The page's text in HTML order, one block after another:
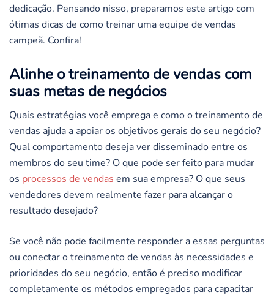
dedicação. Pensando nisso, preparamos este artigo com
ótimas dicas de como treinar uma equipe de vendas
campeã. Confira!
Alinhe o treinamento de vendas com
suas metas de negócios
Quais estratégias você emprega e como o treinamento de
vendas ajuda a apoiar os objetivos gerais do seu negócio?
Qual comportamento deseja ver disseminado entre os
membros do seu time? O que pode ser feito para mudar
os processos de vendas em sua empresa? O que seus
vendedores devem realmente fazer para alcançar o
resultado desejado?
Se você não pode facilmente responder a essas perguntas
ou conectar o treinamento de vendas às necessidades e
prioridades do seu negócio, então é preciso modificar
completamente os métodos empregados para capacitar